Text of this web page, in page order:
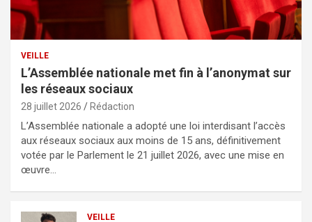
VEILLE
L’Assemblée nationale met fin à l’anonymat sur
les réseaux sociaux
28 juillet 2026 Rédaction
L’Assemblée nationale a adopté une loi interdisant l’accès
aux réseaux sociaux aux moins de 15 ans, définitivement
votée par le Parlement le 21 juillet 2026, avec une mise en
œuvre…
VEILLE